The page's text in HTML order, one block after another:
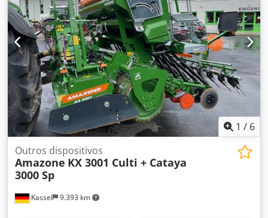
1 / 6
Kassel 9.393 km
Outros dispositivos
Amazone KX 3001 Culti + Cataya
3000 Sp